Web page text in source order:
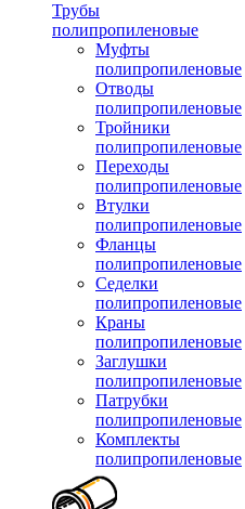
Трубы
полипропиленовые
Муфты
полипропиленовые
Отводы
полипропиленовые
Тройники
полипропиленовые
Переходы
полипропиленовые
Втулки
полипропиленовые
Фланцы
полипропиленовые
Седелки
полипропиленовые
Краны
полипропиленовые
Заглушки
полипропиленовые
Патрубки
полипропиленовые
Комплекты
полипропиленовые